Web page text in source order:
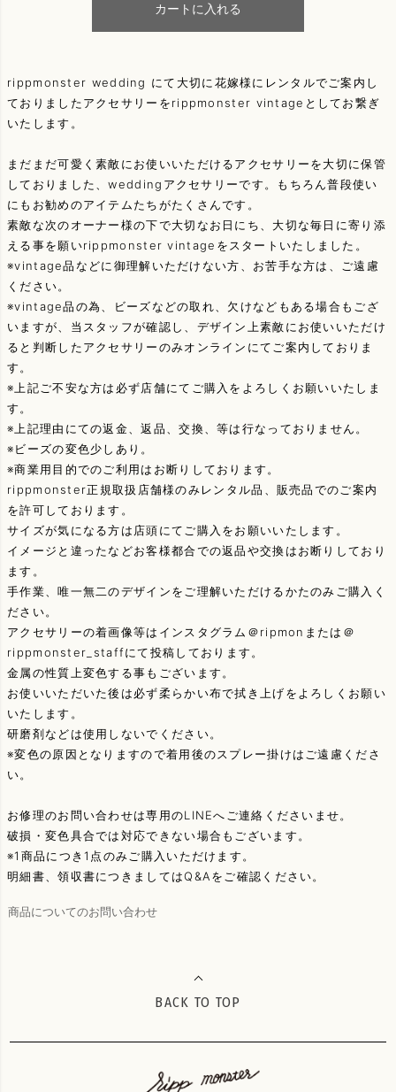
カートに入れる
rippmonster wedding にて大切に花嫁様にレンタルでご案内し
ておりましたアクセサリーをrippmonster vintageとしてお繋ぎ
いたします。
まだまだ可愛く素敵にお使いいただけるアクセサリーを大切に保管
しておりました、weddingアクセサリーです。もちろん普段使い
にもお勧めのアイテムたちがたくさんです。
素敵な次のオーナー様の下で大切なお日にち、大切な毎日に寄り添
える事を願いrippmonster vintageをスタートいたしました。
※vintage品などに御理解いただけない方、お苦手な方は、ご遠慮
ください。
※vintage品の為、ビーズなどの取れ、欠けなどもある場合もござ
いますが、当スタッフが確認し、デザイン上素敵にお使いいただけ
ると判断したアクセサリーのみオンラインにてご案内しておりま
す。
※上記ご不安な方は必ず店舗にてご購入をよろしくお願いいたしま
す。
※上記理由にての返金、返品、交換、等は行なっておりません。
※ビーズの変色少しあり。
※商業用目的でのご利用はお断りしております。
rippmonster正規取扱店舗様のみレンタル品、販売品でのご案内
を許可しております。
サイズが気になる方は店頭にてご購入をお願いいたします。
イメージと違ったなどお客様都合での返品や交換はお断りしており
ます。
手作業、唯一無二のデザインをご理解いただけるかたのみご購入く
ださい。
アクセサリーの着画像等はインスタグラム＠ripmonまたは＠
rippmonster_staffにて投稿しております。
金属の性質上変色する事もございます。
お使いいただいた後は必ず柔らかい布で拭き上げをよろしくお願い
いたします。
研磨剤などは使用しないでください。
※変色の原因となりますので着用後のスプレー掛けはご遠慮くださ
い。
お修理のお問い合わせは専用のLINEへご連絡くださいませ。
破損・変色具合では対応できない場合もございます。
※1商品につき1点のみご購入いただけます。
明細書、領収書につきましてはQ&Aをご確認ください。
商品についてのお問い合わせ
BACK TO TOP